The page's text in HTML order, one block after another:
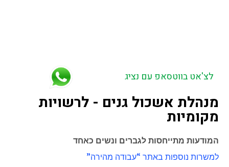
לצ'אט בווטסאפ עם נציג
מנהלת אשכול גנים - לרשויות
מקומיות
המודעות מתייחסות לגברים ונשים כאחד
למשרות נוספות באתר “עבודה מהירה”